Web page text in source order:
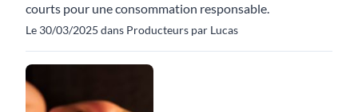
courts pour une consommation responsable.
Le 30/03/2025 dans Producteurs par Lucas